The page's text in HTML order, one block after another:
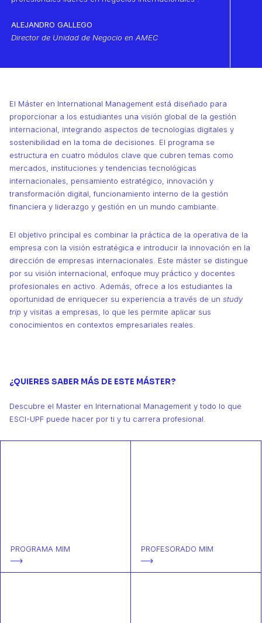
ALEJANDRO GALLEGO
Director de Unidad de Negocio en AMEC
El Máster en International Management está diseñado para
proporcionar a los estudiantes una visión global de la gestión
internacional, integrando aspectos de tecnologías digitales y
sostenibilidad en la toma de decisiones. El programa se
estructura en cuatro módulos clave que cubren temas como
mercados, instituciones y tendencias tecnológicas
internacionales, pensamiento estratégico, innovación y
transformación digital, funcionamiento interno de la gestión
financiera y liderazgo y gestión en un mundo cambiante.
El objetivo principal es combinar la práctica de la operativa de la
empresa con la visión estratégica e introducir la innovación en la
dirección de empresas internacionales. Este máster se distingue
por su visión internacional, enfoque muy práctico y docentes
profesionales en activo. Además, ofrece a los estudiantes la
oportunidad de enriquecer su experiencia a través de un study
trip y visitas a empresas, lo que les permite aplicar sus
conocimientos en contextos empresariales reales.
¿QUIERES SABER MÁS DE ESTE MÁSTER?
Descubre el Master en International Management y todo lo que
ESCI-UPF puede hacer por ti y tu carrera profesional.
PROGRAMA MIM PROFESORADO MIM